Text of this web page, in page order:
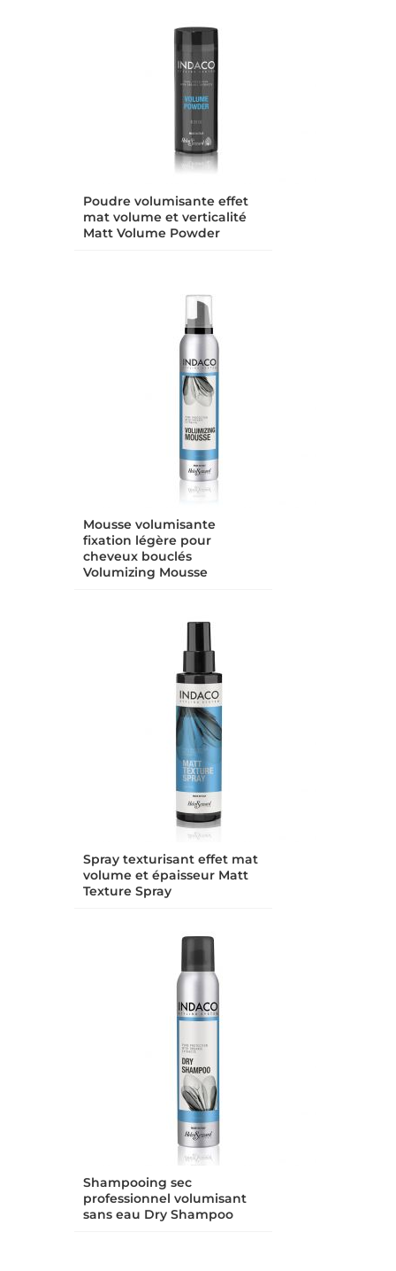
Poudre volumisante effet
mat volume et verticalité
Matt Volume Powder
Mousse volumisante
fixation légère pour
cheveux bouclés
Volumizing Mousse
Spray texturisant effet mat
volume et épaisseur Matt
Texture Spray
Shampooing sec
professionnel volumisant
sans eau Dry Shampoo